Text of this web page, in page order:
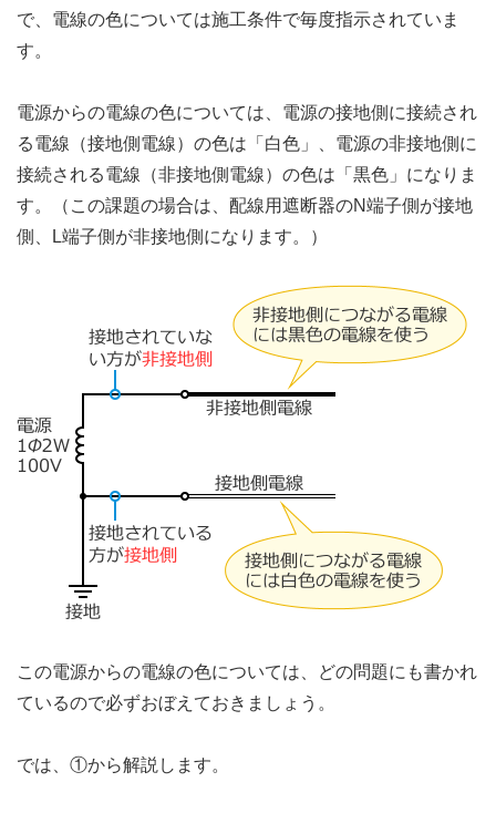
で、電線の色については施工条件で毎度指示されていま
す。
電源からの電線の色については、電源の接地側に接続され
る電線（接地側電線）の色は「白色」、電源の非接地側に
接続される電線（非接地側電線）の色は「黒色」になりま
す。（この課題の場合は、配線用遮断器のN端子側が接地
側、L端子側が非接地側になります。）
この電源からの電線の色については、どの問題にも書かれ
ているので必ずおぼえておきましょう。
では、①から解説します。